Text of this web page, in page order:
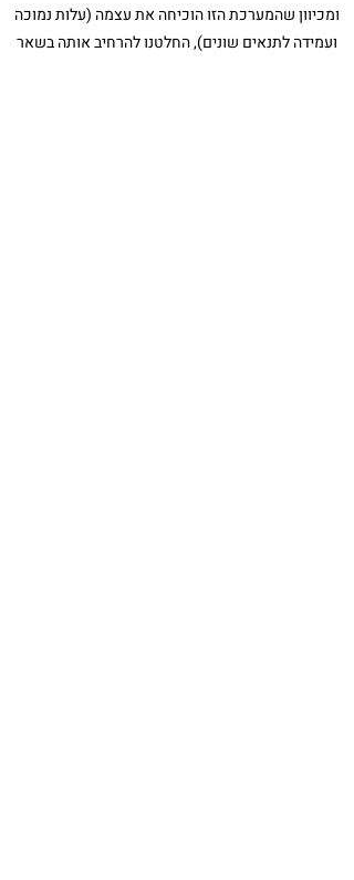
ומכיוון שהמערכת הזו הוכיחה את עצמה (עלות נמוכה
ועמידה לתנאים שונים), החלטנו להרחיב אותה בשאר